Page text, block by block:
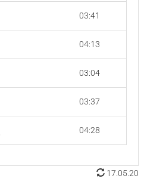
03:41
04:13
03:04
03:37
04:28
17.05.20